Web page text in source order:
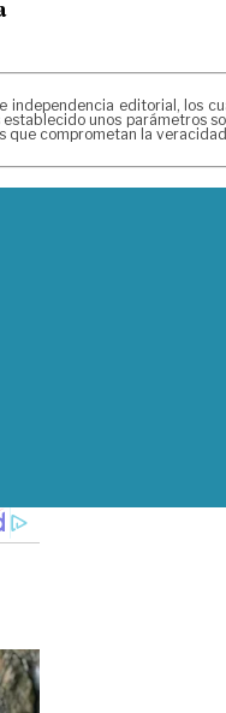
independencia editorial, los
unos parámetros
que comprometan la